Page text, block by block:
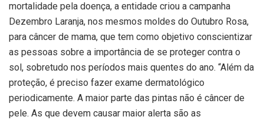
mortalidade pela doença, a entidade criou a campanha
Dezembro Laranja, nos mesmos moldes do Outubro Rosa,
para câncer de mama, que tem como objetivo conscientizar
as pessoas sobre a importância de se proteger contra o
sol, sobretudo nos períodos mais quentes do ano. “Além da
proteção, é preciso fazer exame dermatológico
periodicamente. A maior parte das pintas não é câncer de
pele. As que devem causar maior alerta são as